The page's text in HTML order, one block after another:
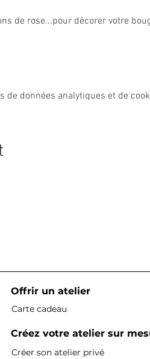
de rose...pour décorer votre
de données analytiques et de
Offrir un atelier
Carte cadeau
Créez votre atelier sur
Créer son atelier privé